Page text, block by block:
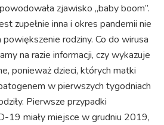
zjawisko „baby boom”.
zupełnie inna i okres pandemii nie
rodziny. Co do wirusa
na razie informacji, czy wykazuje
ponieważ dzieci, których matki
w pierwszych tygodniach
Pierwsze przypadki
19 miały miejsce w grudniu 2019,